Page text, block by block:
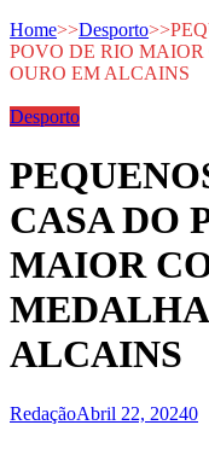
Home>>Desporto>>
POVO DE RIO
OURO EM ALCAINS
Desporto
CASA DO
MAIOR
ALCAINS
RedaçãoAbril 22, 20240